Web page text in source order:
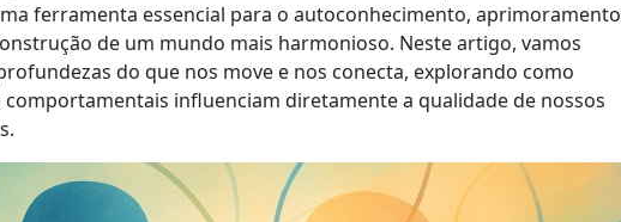
ferramenta essencial para o autoconhecimento, aprimoramento
de um mundo mais harmonioso. Neste artigo, vamos
do que nos move e nos conecta, explorando como
comportamentais influenciam diretamente a qualidade de nossos